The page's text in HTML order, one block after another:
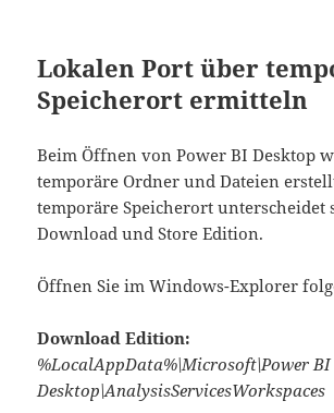
Lokalen Port über
Speicherort ermitteln
Beim Öffnen von Power BI Desktop
temporäre Ordner und Dateien
temporäre Speicherort unterscheidet
Download und Store Edition.
Öffnen Sie im Windows-Explorer
Download Edition:
%LocalAppData%\Microsoft\Power BI
Desktop\AnalysisServicesWorkspaces